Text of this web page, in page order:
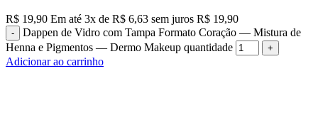
R$ 19,90 Em até 3x de R$ 6,63 sem juros R$ 19,90
Dappen de Vidro com Tampa Formato Coração — Mistura de
Henna e Pigmentos — Dermo Makeup quantidade
Adicionar ao carrinho